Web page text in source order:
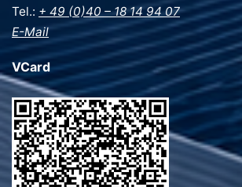
Tel.: + 49 (0)40 – 18 14 94 07
E-Mail
VCard